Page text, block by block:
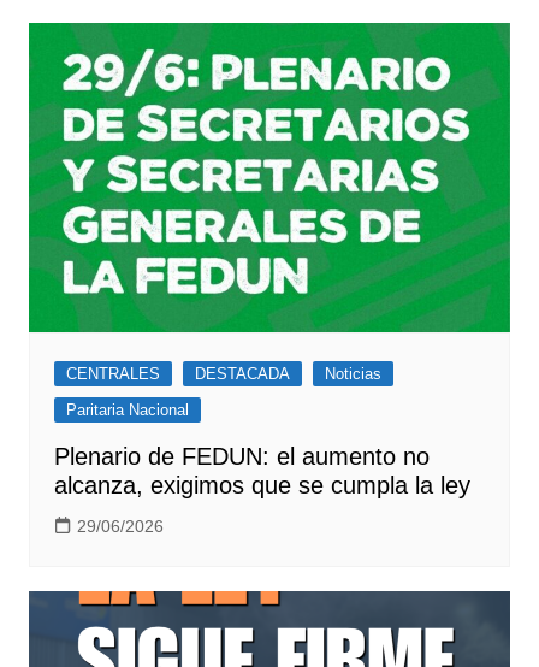
CENTRALES DESTACADA
Noticias
Paritaria Nacional
Plenario de FEDUN: el aumento no
alcanza, exigimos que se cumpla la ley
29/06/2026